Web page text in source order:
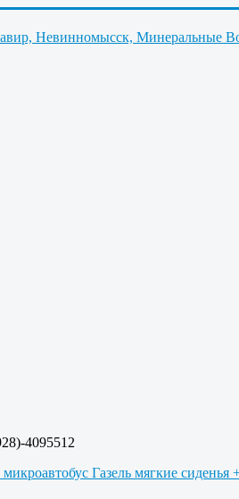
Невинномысск, Минеральные
4095512
Газель мягкие